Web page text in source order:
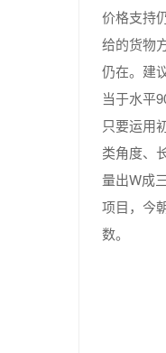
价格支持
给的货物
仍在。建
当于水平
只要运用
类角度、
量出W成
项目，今
数。